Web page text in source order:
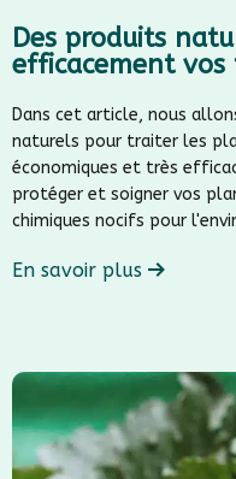
Des produits
efficacement vos
Dans cet article, nous
naturels pour traiter les
économiques et très
protéger et soigner vos
chimiques nocifs pour
En savoir plus